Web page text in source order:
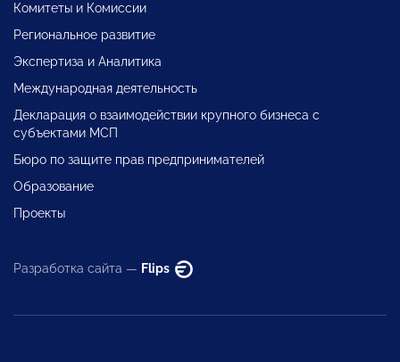
Комитеты и Комиссии
Региональное развитие
Экспертиза и Аналитика
Международная деятельность
Декларация о взаимодействии крупного бизнеса с
субъектами МСП
Бюро по защите прав предпринимателей
Образование
Проекты
Разработка сайта — Flips